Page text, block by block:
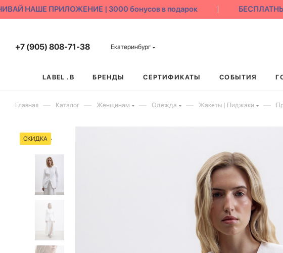
НАШЕ ПРИЛОЖЕНИЕ | 3000 бонусов в подарок
+7 (905) 808-71-38 Екатеринбург
LABEL .B БРЕНДЫ СЕРТИФИКАТЫ СОБЫТИЯ
Главная — Каталог — Женщинам — Одежда — Жакеты | Пиджаки —
СКИДКА